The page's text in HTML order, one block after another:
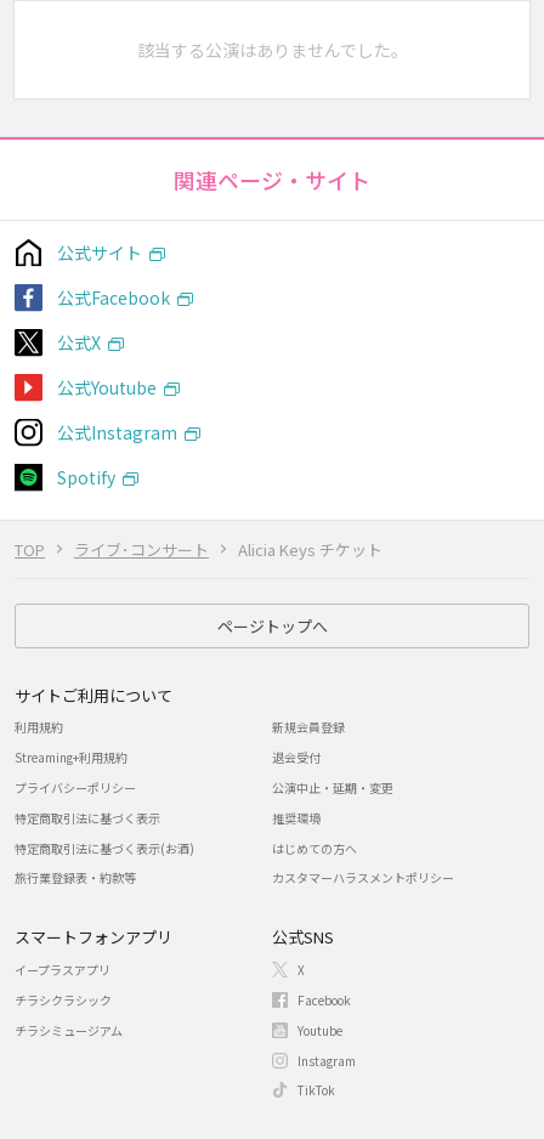
TOP ライブ･コンサート Alicia Keys チケット
該当する公演はありませんでした。
関連ページ・サイト
公式サイト
公式Facebook
公式X
公式Youtube
公式Instagram
Spotify
ページトップへ
サイトご利用について
利用規約
Streaming+利用規約
プライバシーポリシー
特定商取引法に基づく表示
特定商取引法に基づく表示(お酒)
旅行業登録表・約款等
新規会員登録
退会受付
公演中止・延期・変更
推奨環境
はじめての方へ
カスタマーハラスメントポリシー
スマートフォンアプリ
イープラスアプリ
チラシクラシック
チラシミュージアム
公式SNS
X
Facebook
Youtube
Instagram
TikTok